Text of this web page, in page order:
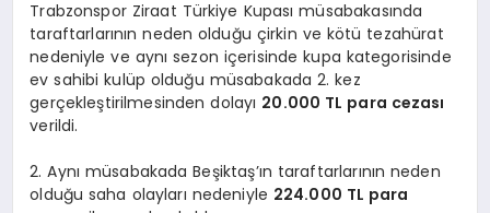
Trabzonspor Ziraat Türkiye Kupası müsabakasında
taraftarlarının neden olduğu çirkin ve kötü tezahürat
nedeniyle ve aynı sezon içerisinde kupa kategorisinde
ev sahibi kulüp olduğu müsabakada 2. kez
gerçekleştirilmesinden dolayı 20.000 TL para cezası
verildi.
2. Aynı müsabakada Beşiktaş’ın taraftarlarının neden
olduğu saha olayları nedeniyle 224.000 TL para